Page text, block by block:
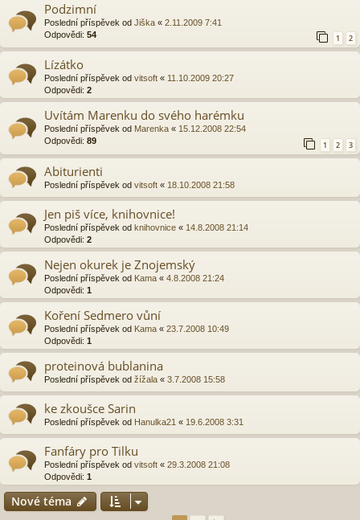
Podzimní
Poslední příspěvek od Jiška « 2.11.2009 7:41
Odpovědi: 54 1 2
Lízátko
Poslední příspěvek od vitsoft « 11.10.2009 20:27
Odpovědi: 2
Uvítám Marenku do svého harémku
Poslední příspěvek od Marenka « 15.12.2008 22:54
Odpovědi: 89 1 2 3
Abiturienti
Poslední příspěvek od vitsoft « 18.10.2008 21:58
Jen piš více, knihovnice!
Poslední příspěvek od knihovnice « 14.8.2008 21:14
Odpovědi: 2
Nejen okurek je Znojemský
Poslední příspěvek od Kama « 4.8.2008 21:24
Odpovědi: 1
Koření Sedmero vůní
Poslední příspěvek od Kama « 23.7.2008 10:49
Odpovědi: 1
proteinová bublanina
Poslední příspěvek od žížala « 3.7.2008 15:58
ke zkoušce Sarin
Poslední příspěvek od Hanulka21 « 19.6.2008 3:31
Fanfáry pro Tilku
Poslední příspěvek od vitsoft « 29.3.2008 21:08
Odpovědi: 1
Nové téma